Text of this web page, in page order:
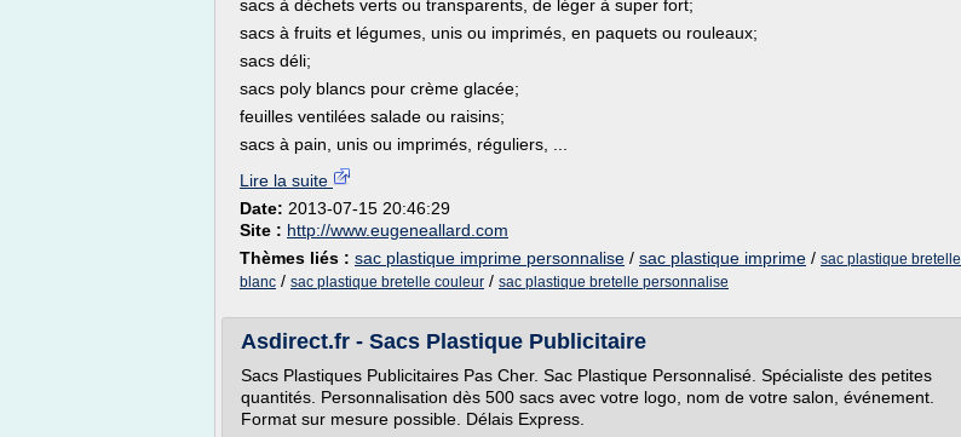
sacs à déchets verts ou transparents, de léger à super fort;
sacs à fruits et légumes, unis ou imprimés, en paquets ou rouleaux;
sacs déli;
sacs poly blancs pour crème glacée;
feuilles ventilées salade ou raisins;
sacs à pain, unis ou imprimés, réguliers, ...
Lire la suite
Date: 2013-07-15 20:46:29
Site : http://www.eugeneallard.com
Thèmes liés : sac plastique imprime personnalise / sac plastique imprime / sac plastique bretelle
blanc / sac plastique bretelle couleur / sac plastique bretelle personnalise
Asdirect.fr - Sacs Plastique Publicitaire
Sacs Plastiques Publicitaires Pas Cher. Sac Plastique Personnalisé. Spécialiste des petites
quantités. Personnalisation dès 500 sacs avec votre logo, nom de votre salon, événement.
Format sur mesure possible. Délais Express.